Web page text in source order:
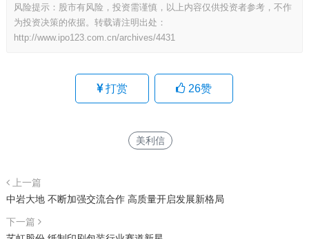
风险提示：股市有风险，投资需谨慎，以上内容仅供投资者参考，不作
为投资决策的依据。转载请注明出处：
http://www.ipo123.com.cn/archives/4431
打赏 26赞
美利信
上一篇
中岩大地 不断加强交流合作 高质量开启发展新格局
下一篇